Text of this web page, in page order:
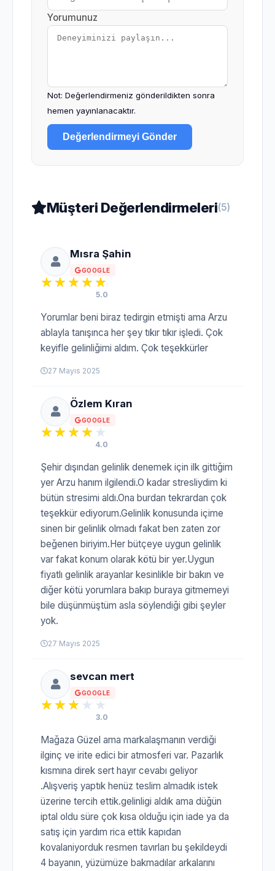
Yorumunuz
Not: Değerlendirmeniz gönderildikten sonra
hemen yayınlanacaktır.
Değerlendirmeyi Gönder
Müşteri Değerlendirmeleri(5)
Mısra Şahin
GOOGLE
5.0
Yorumlar beni biraz tedirgin etmişti ama Arzu
ablayla tanışınca her şey tıkır tıkır işledi. Çok
keyifle gelinliğimi aldım. Çok teşekkürler
27 Mayıs 2025
Özlem Kıran
GOOGLE
4.0
Şehir dışından gelinlik denemek için ilk gittiğim
yer Arzu hanım ilgilendi.O kadar stresliydim ki
bütün stresimi aldı.Ona burdan tekrardan çok
teşekkür ediyorum.Gelinlik konusunda içime
sinen bir gelinlik olmadı fakat ben zaten zor
beğenen biriyim.Her bütçeye uygun gelinlik
var fakat konum olarak kötü bir yer.Uygun
fiyatlı gelinlik arayanlar kesinlikle bir bakın ve
diğer kötü yorumlara bakıp buraya gitmemeyi
bile düşünmüştüm asla söylendiği gibi şeyler
yok.
27 Mayıs 2025
sevcan mert
GOOGLE
3.0
Mağaza Güzel ama markalaşmanın verdiği
ilginç ve irite edici bir atmosferi var. Pazarlık
kısmına direk sert hayır cevabı geliyor
.Alışveriş yaptık henüz teslim almadık istek
üzerine tercih ettik.gelinligi aldık ama düğün
iptal oldu süre çok kısa olduğu için iade ya da
satış için yardım rica ettik kapıdan
kovalaniyorduk resmen tavırları bu şekildeydi
4 bayanın, yüzümüze bakmadılar arkalarını